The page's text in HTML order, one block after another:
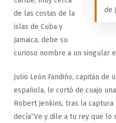
de
de las costas de la
islas de Cuba y
Jamaica, debe su
curioso nombre a un singular
Julio León Fandiño, capitán de
española, le cortó de cuajo
Robert Jenkins, tras la
decía”Ve y dile a tu rey que lo